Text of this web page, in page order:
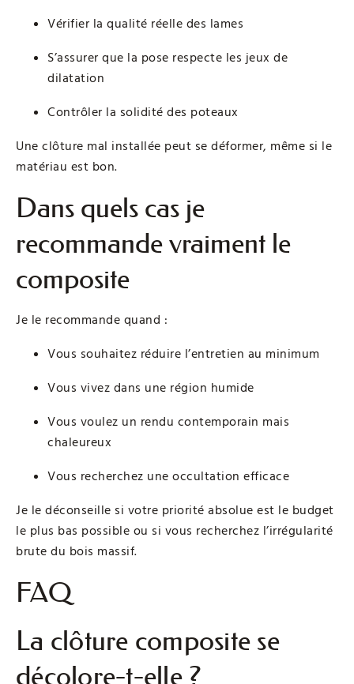
Vérifier la qualité réelle des lames
S’assurer que la pose respecte les jeux de
dilatation
Contrôler la solidité des poteaux
Une clôture mal installée peut se déformer, même si le
matériau est bon.
Dans quels cas je
recommande vraiment le
composite
Je le recommande quand :
Vous souhaitez réduire l’entretien au minimum
Vous vivez dans une région humide
Vous voulez un rendu contemporain mais
chaleureux
Vous recherchez une occultation efficace
Je le déconseille si votre priorité absolue est le budget
le plus bas possible ou si vous recherchez l’irrégularité
brute du bois massif.
FAQ
La clôture composite se
décolore-t-elle ?